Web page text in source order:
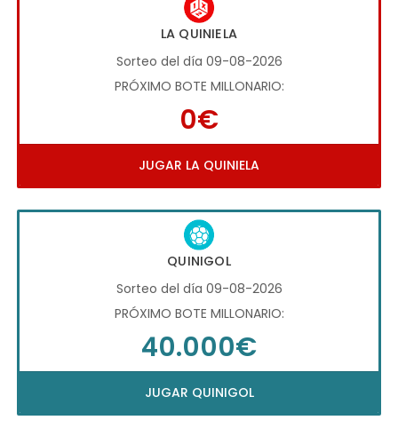
LA QUINIELA
Sorteo del día 09-08-2026
PRÓXIMO BOTE MILLONARIO:
0€
JUGAR LA QUINIELA
QUINIGOL
Sorteo del día 09-08-2026
PRÓXIMO BOTE MILLONARIO:
40.000€
JUGAR QUINIGOL